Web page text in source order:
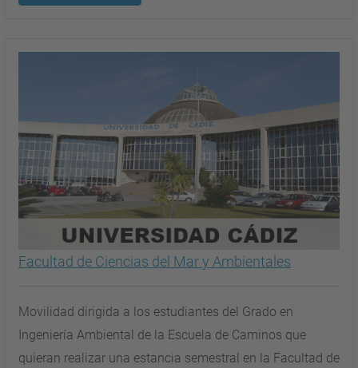
Facultad de Ciencias del Mar y Ambientales
Movilidad dirigida a los estudiantes del Grado en
Ingeniería Ambiental de la Escuela de Caminos que
quieran realizar una estancia semestral en la Facultad de